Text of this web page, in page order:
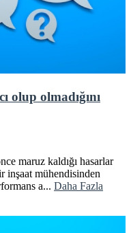
olup olmadığını
maruz kaldığı hasarlar
mühendisinden
a... Daha Fazla